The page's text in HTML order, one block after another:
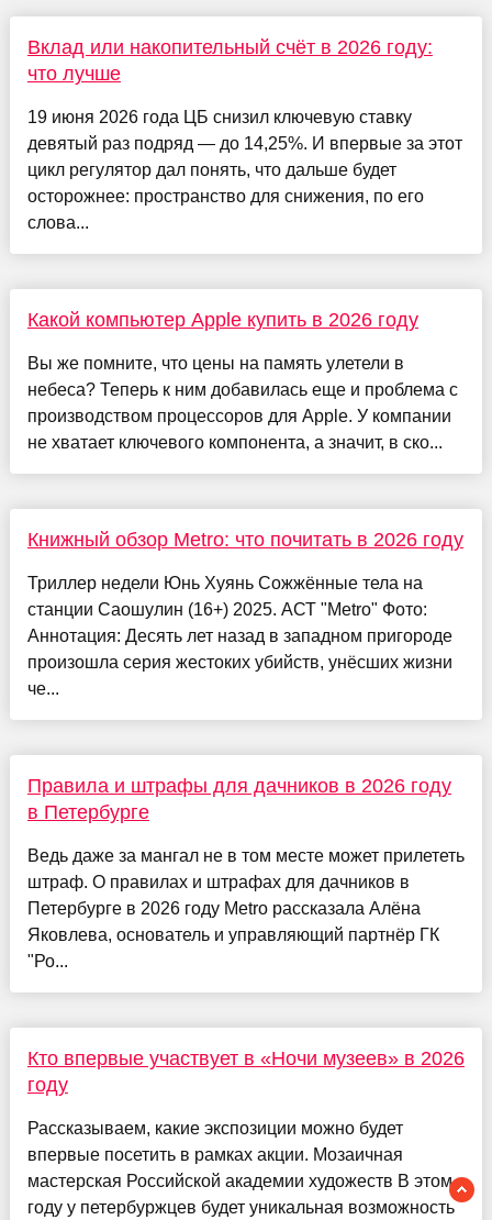
Вклад или накопительный счёт в 2026 году:
что лучше
19 июня 2026 года ЦБ снизил ключевую ставку
девятый раз подряд — до 14,25%. И впервые за этот
цикл регулятор дал понять, что дальше будет
осторожнее: пространство для снижения, по его
слова...
Какой компьютер Apple купить в 2026 году
Вы же помните, что цены на память улетели в
небеса? Теперь к ним добавилась еще и проблема с
производством процессоров для Apple. У компании
не хватает ключевого компонента, а значит, в ско...
Книжный обзор Metro: что почитать в 2026 году
Триллер недели Юнь Хуянь Сожжённые тела на
станции Саошулин (16+) 2025. АСТ "Metro" Фото:
Аннотация: Десять лет назад в западном пригороде
произошла серия жестоких убийств, унёсших жизни
че...
Правила и штрафы для дачников в 2026 году
в Петербурге
Ведь даже за мангал не в том месте может прилететь
штраф. О правилах и штрафах для дачников в
Петербурге в 2026 году Metro рассказала Алёна
Яковлева, основатель и управляющий партнёр ГК
"Ро...
Кто впервые участвует в «Ночи музеев» в 2026
году
Рассказываем, какие экспозиции можно будет
впервые посетить в рамках акции. Мозаичная
мастерская Российской академии художеств В этом
году у петербуржцев будет уникальная возможность